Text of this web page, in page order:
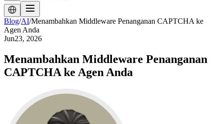
Blog/AI/Menambahkan Middleware Penanganan CAPTCHA ke
Agen Anda
Jun23, 2026
Menambahkan Middleware Penanganan
CAPTCHA ke Agen Anda